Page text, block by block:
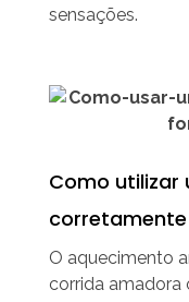
sensações.
Como utilizar
corretamente
O aquecimento
corrida amadora